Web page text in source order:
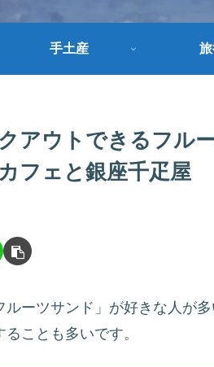
手土産
アウトできるフル
フェと銀座千疋屋
ルーツサンド」が好きな人が
ることも多いです。